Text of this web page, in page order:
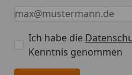
Keine Eingabe
Eingabe erforderlich
E-Mail *
Ich habe die
Kenntnis genommen